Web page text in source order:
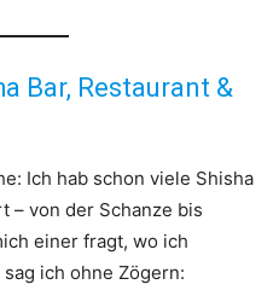
Bar, Restaurant &
Ich hab schon viele Shisha
– von der Schanze bis
einer fragt, wo ich
ich ohne Zögern: